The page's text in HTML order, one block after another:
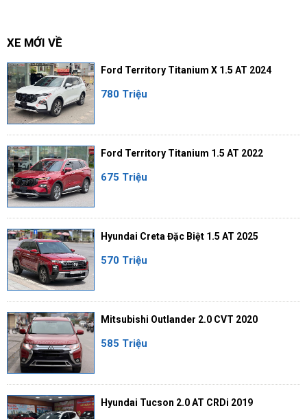
XE MỚI VỀ
Ford Territory Titanium X 1.5 AT 2024
780 Triệu
Ford Territory Titanium 1.5 AT 2022
675 Triệu
Hyundai Creta Đặc Biệt 1.5 AT 2025
570 Triệu
Mitsubishi Outlander 2.0 CVT 2020
585 Triệu
Hyundai Tucson 2.0 AT CRDi 2019